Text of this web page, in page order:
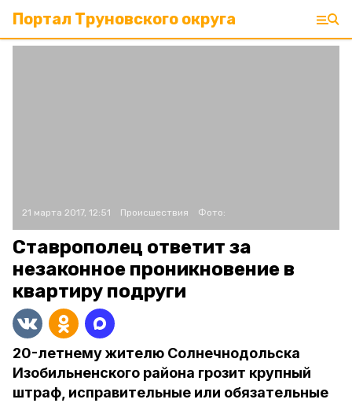
Портал Труновского округа
21 марта 2017, 12:51 Происшествия Фото:
Ставрополец ответит за
незаконное проникновение в
квартиру подруги
20-летнему жителю Солнечнодольска
Изобильненского района грозит крупный
штраф, исправительные или обязательные